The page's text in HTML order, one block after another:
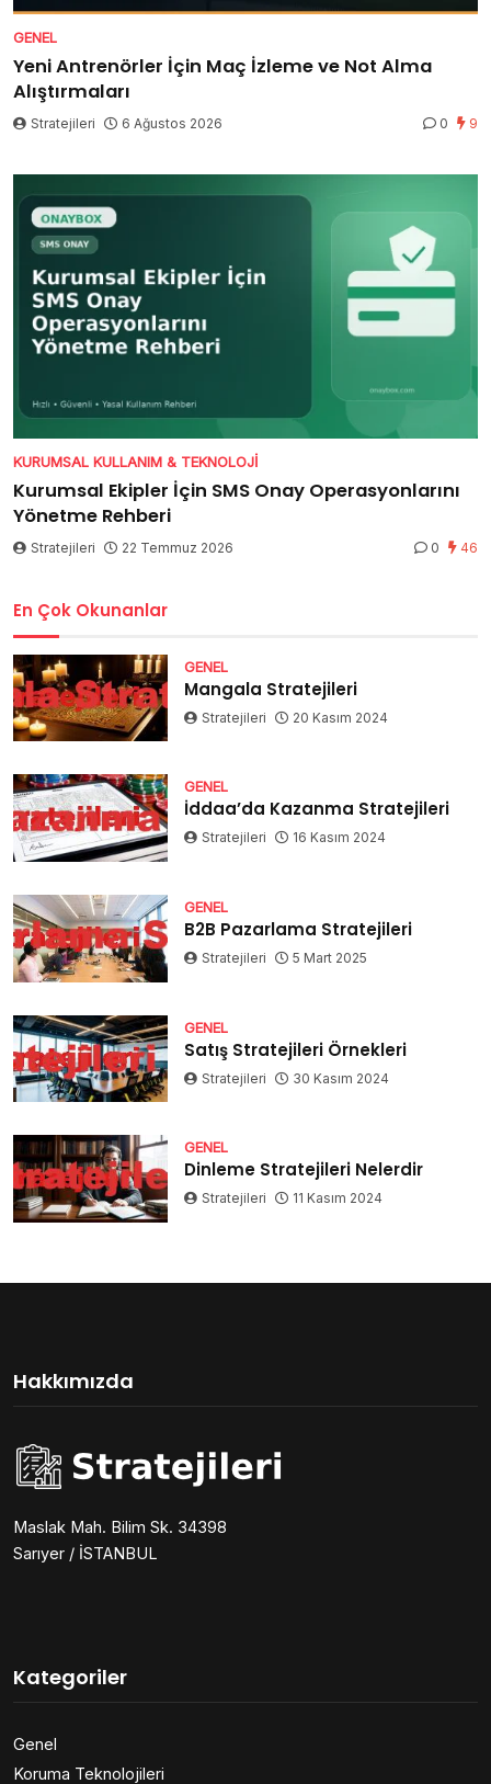
GENEL
Yeni Antrenörler İçin Maç İzleme ve Not Alma
Alıştırmaları
Stratejileri 6 Ağustos 2026 0 9
KURUMSAL KULLANIM & TEKNOLOJI
Kurumsal Ekipler İçin SMS Onay Operasyonlarını
Yönetme Rehberi
Stratejileri 22 Temmuz 2026 0 46
En Çok Okunanlar
GENEL
Mangala Stratejileri
Stratejileri 20 Kasım 2024
GENEL
İddaa’da Kazanma Stratejileri
Stratejileri 16 Kasım 2024
GENEL
B2B Pazarlama Stratejileri
Stratejileri 5 Mart 2025
GENEL
Satış Stratejileri Örnekleri
Stratejileri 30 Kasım 2024
GENEL
Dinleme Stratejileri Nelerdir
Stratejileri 11 Kasım 2024
Hakkımızda
Maslak Mah. Bilim Sk. 34398
Sarıyer / İSTANBUL
Kategoriler
Genel
Koruma Teknolojileri